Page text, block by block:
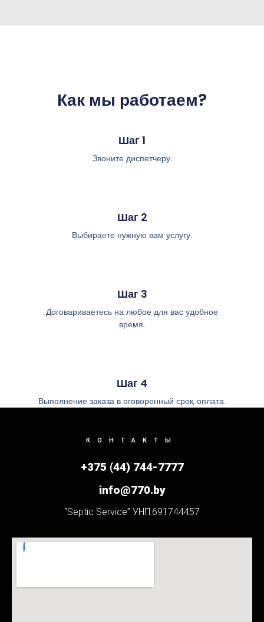
Как мы работаем?
Шаг 1
Звоните диспетчеру.
Шаг 2
Выбираете нужную вам услугу.
Шаг 3
Договариваетесь на любое для вас удобное
время.
Шаг 4
Выполнение заказа в оговоренный срок, оплата.
КОНТАКТЫ
+375 (44) 744-7777
info@770.by
“Septic Service” УНП:691744457